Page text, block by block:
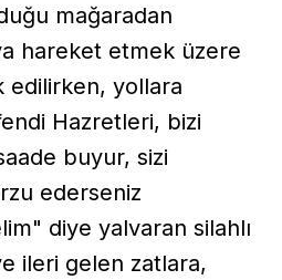
mağaradan
hareket etmek üzere
edilirken, yollara
Hazretleri, bizi
buyur, sizi
ederseniz
diye yalvaran silahlı
ileri gelen zatlara,